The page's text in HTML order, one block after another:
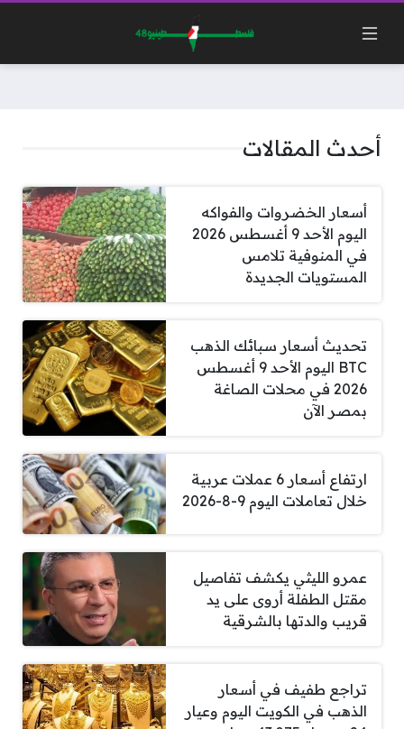
أحدث المقالات
أسعار الخضروات والفواكه
اليوم الأحد 9 أغسطس 2026
في المنوفية تلامس
المستويات الجديدة
تحديث أسعار سبائك الذهب
BTC اليوم الأحد 9 أغسطس
2026 في محلات الصاغة
بمصر الآن
ارتفاع أسعار 6 عملات عربية
خلال تعاملات اليوم 9-8-2026
عمرو الليثي يكشف تفاصيل
مقتل الطفلة أروى على يد
قريب والدتها بالشرقية
تراجع طفيف في أسعار
الذهب في الكويت اليوم وعيار